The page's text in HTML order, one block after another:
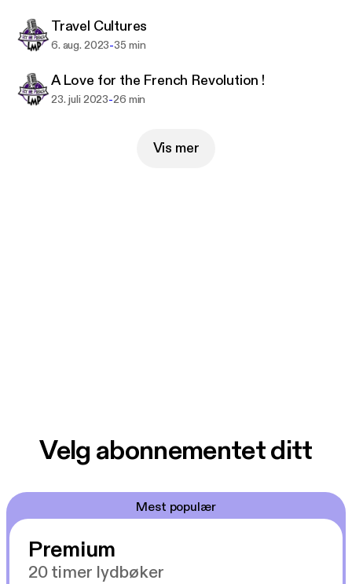
Travel Cultures
6. aug. 2023-35 min
A Love for the French Revolution !
23. juli 2023-26 min
Vis mer
Velg abonnementet ditt
Mest populær
Premium
20 timer lydbøker